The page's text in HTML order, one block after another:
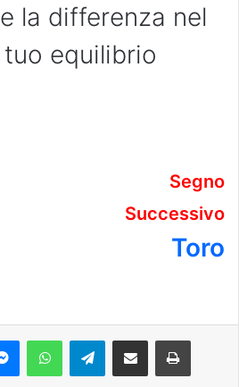
la differenza nel
equilibrio
Segno
Successivo
Toro